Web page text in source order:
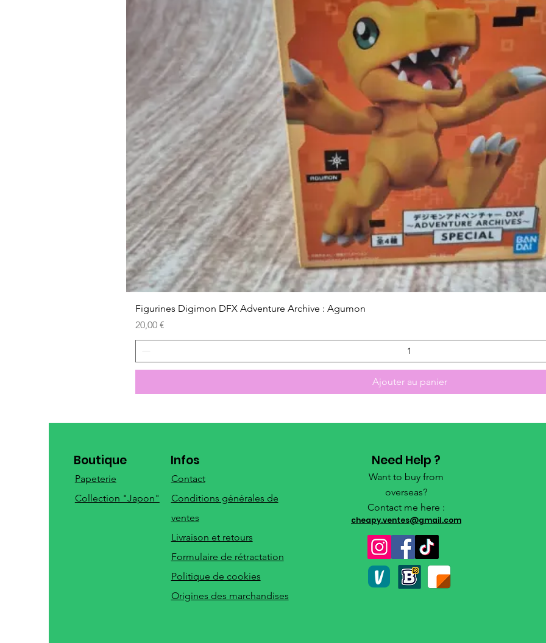
Figurines Digimon DFX Adventure Archive : Agumon
Prix
20,00 €
Ajouter au panier
Boutique
Papeterie
Collection "Japon"
Contact
Conditions générales de
ventes
Livraison et retours
Formulaire de rétractation
Politique de cookies
Origines des marchandises
Need Help ?
Want to buy from
overseas?
Contact me here :
cheapy.ventes@gmail.com
Infos